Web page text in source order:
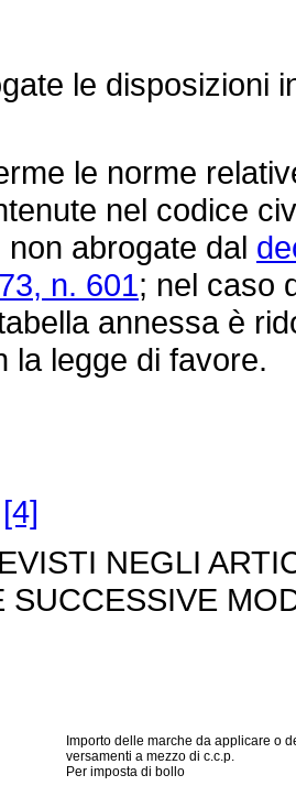
le disposizioni
le norme
nel codice
abrogate dal
n. 601; nel caso
annessa è
la legge di favore.
[4]
NEGLI
SUCCESSIVE
Importo delle marche da applicare o
versamenti a mezzo di c.c.p.
Per imposta di bollo